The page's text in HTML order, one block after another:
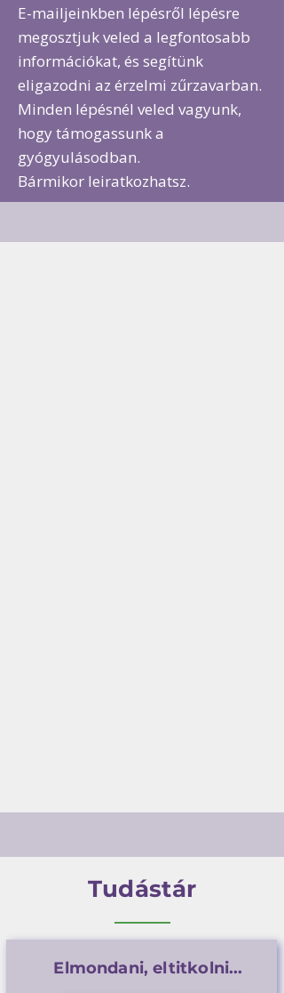
E-mailjeinkben lépésről lépésre
megosztjuk veled a legfontosabb
információkat, és segítünk
eligazodni az érzelmi zűrzavarban.
Minden lépésnél veled vagyunk,
hogy támogassunk a
gyógyulásodban.
Bármikor leiratkozhatsz.
Tudástár
Elmondani, eltitkolni...